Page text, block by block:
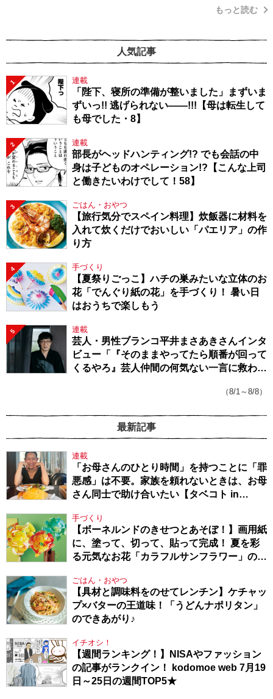
もっと読む
人気記事
1 連載
「陛下、寝所の準備が整いました」まずいま
ずいっ!! 逃げられない――!!!【母は転生して
も母でした・8】
2 連載
部長がヘッドハンティング!? でも会話の中
身は子どものオペレーション!?【こんな上司
と働きたいわけでして！58】
3 ごはん・おやつ
【旅行気分でスペイン料理】炊飯器に材料を
入れて炊くだけでおいしい「パエリア」の作
り方
4 手づくり
【夏祭りごっこ】ハチの巣みたいな立体のお
花「でんぐり紙の花」を手づくり！ 暑い日
はおうちで楽しもう
5 連載
芸人・男性ブランコ平井まさあきさんインタ
ビュー「『そのままやってたら順番が回って
くるやろ』芸人仲間の何気ない一言に救われ
（8/1～8/8）
最新記事
連載
「お母さんのひとり時間」を持つことに「罪
悪感」は不要。家族を頼れないときは、お母
さん同士で助け合いたい【タベコト in
手づくり
【ボーネルンドのきせつとあそぼ！】画用紙
に、塗って、切って、貼って完成！ 夏を彩
る元気なお花「カラフルサンフラワー」の作
ごはん・おやつ
【具材と調味料をのせてレンチン】ケチャッ
プ×バターの王道味！「うどんナポリタン」
のできあがり♪
イチオシ！
【週間ランキング！】NISAやファッション
の記事がランクイン！ kodomoe web 7月19
日～25日の週間TOP5★